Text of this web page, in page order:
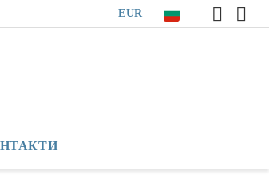
EUR